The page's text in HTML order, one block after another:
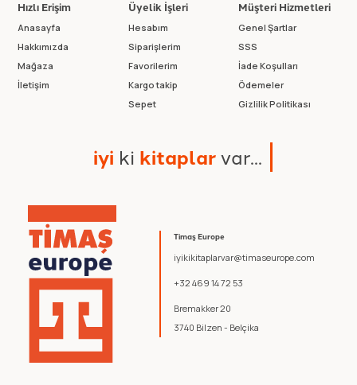
Timaş Europe
iyikikitaplarvar@timaseurope.com
+32 469 14 72 53
Bremakker 20
3740 Bilzen - Belçika
Hızlı Erişim
Anasayfa
Hakkımızda
Mağaza
İletişim
Üyelik İşleri
Hesabım
Siparişlerim
Favorilerim
Kargo takip
Sepet
Müşteri Hizmetleri
Genel Şartlar
SSS
İade Koşulları
Ödemeler
Gizlilik Politikası
iyi ki kitaplarvar...